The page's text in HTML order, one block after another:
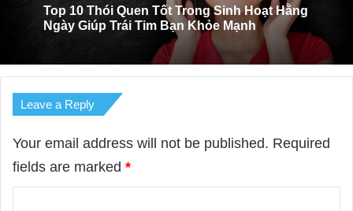
Top 6 Cửa Hàng Thực Phẩm Chay Organic
Ở Sài Gòn
Leave a Reply
Your email address will not be published. Required
fields are marked *